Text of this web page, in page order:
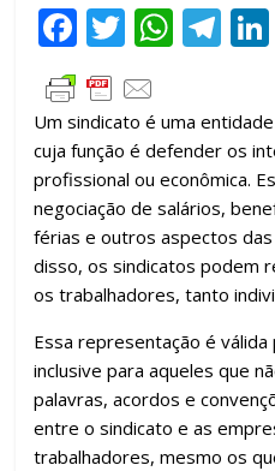
F
ac
e
b
o
o
k
T
w
itt
er
W
s
A
p
p
T
e
gr
a
m
Um sindicato é uma
cuja função é defender os
profissional ou econômica.
negociação de salários,
férias e outros aspectos
disso, os sindicatos podem
os trabalhadores, tanto
Essa representação é
inclusive para aqueles que
palavras, acordos e
entre o sindicato e as
trabalhadores, mesmo os